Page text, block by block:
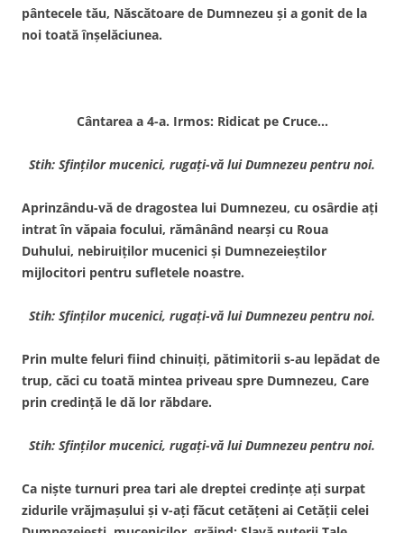
pântecele tău, Născătoare de Dumnezeu şi a gonit de la
noi toată înşelăciunea.
Cântarea a 4-a. Irmos: Ridicat pe Cruce…
Stih: Sfinţilor mucenici, rugaţi-vă lui Dumnezeu pentru noi.
Aprinzându-vă de dragostea lui Dumnezeu, cu osârdie aţi
intrat în văpaia focului, rămânând nearşi cu Roua
Duhului, nebiruiţilor mucenici şi Dumnezeieştilor
mijlocitori pentru sufletele noastre.
Stih: Sfinţilor mucenici, rugaţi-vă lui Dumnezeu pentru noi.
Prin multe feluri fiind chinuiţi, pătimitorii s-au lepădat de
trup, căci cu toată mintea priveau spre Dumnezeu, Care
prin credinţă le dă lor răbdare.
Stih: Sfinţilor mucenici, rugaţi-vă lui Dumnezeu pentru noi.
Ca nişte turnuri prea tari ale dreptei credinţe aţi surpat
zidurile vrăjmaşului şi v-aţi făcut cetăţeni ai Cetăţii celei